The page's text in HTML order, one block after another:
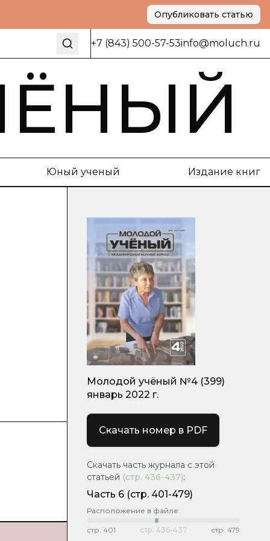
Опубликовать статью
+7 (843) 500-57-53info@moluch.ru
Юный ученый Издание книг
Молодой учёный №4 (399)
январь 2022 г.
Скачать номер в PDF
Скачать часть журнала с этой
статьей (стр. 436-437):
Часть 6 (стр. 401-479)
Расположение в файле:
стр. 401 стр. 436-437 стр. 479